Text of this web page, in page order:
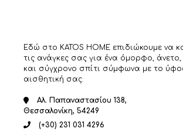
Εδώ στο KATOS HOME επιδιώκουμε να
τις ανάγκες σας για ένα όμορφο, άνετο,
και σύγχρονο σπίτι σύμφωνα με το
αισθητική σας.
Αλ. Παπαναστασίου 138,
Θεσσαλονίκη, 54249
(+30) 231 031 4296